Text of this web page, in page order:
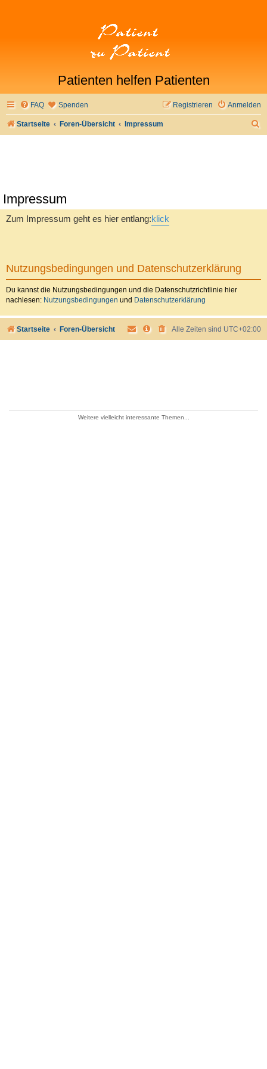
Patienten helfen Patienten
FAQ Spenden Anmelden
Registrieren
Startseite Foren-Übersicht Impressum
Impressum
Zum Impressum geht es hier entlang:klick
Nutzungsbedingungen und Datenschutzerklärung
Du kannst die Nutzungsbedingungen und die Datenschutzrichtlinie hier
nachlesen: Nutzungsbedingungen und Datenschutzerklärung
Startseite Foren-Übersicht Alle Zeiten sind UTC+02:00
Weitere vielleicht interessante Themen...